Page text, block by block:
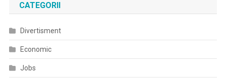
Vieţi”
CATEGORII
Divertisment
Economic
Jobs